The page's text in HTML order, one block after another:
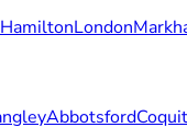
HamiltonLondon
Abbotsford